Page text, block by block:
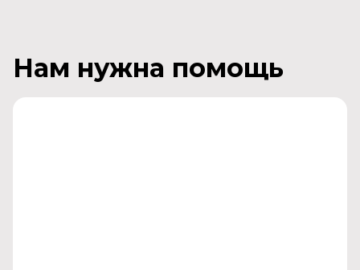
Нам нужна помощь